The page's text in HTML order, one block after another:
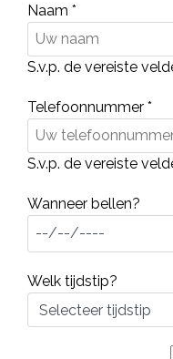
Naam *
S.v.p. de vereiste
Telefoonnummer *
S.v.p. de vereiste
Wanneer bellen?
Welk tijdstip?